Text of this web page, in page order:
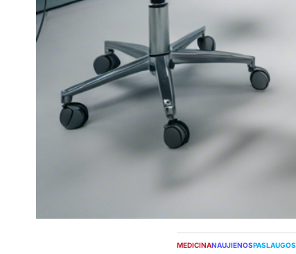
POSTED
MEDICINANAUJIENOSPASLAUGOS